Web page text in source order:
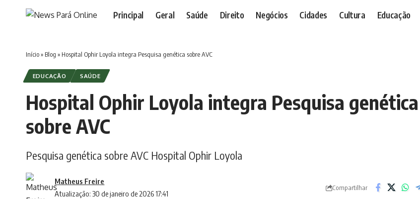
Principal Geral Saúde Direito Negócios Cidades Cultura Educação
Início» Blog » Hospital Ophir Loyola integra Pesquisa genética sobre AVC
EDUCAÇÃO SAÚDE
Hospital Ophir Loyola integra Pesquisa genética
sobre AVC
Pesquisa genética sobre AVC Hospital Ophir Loyola
Atualização: 30 de janeiro de 2026 17:41
Matheus Freire
Compartilhar